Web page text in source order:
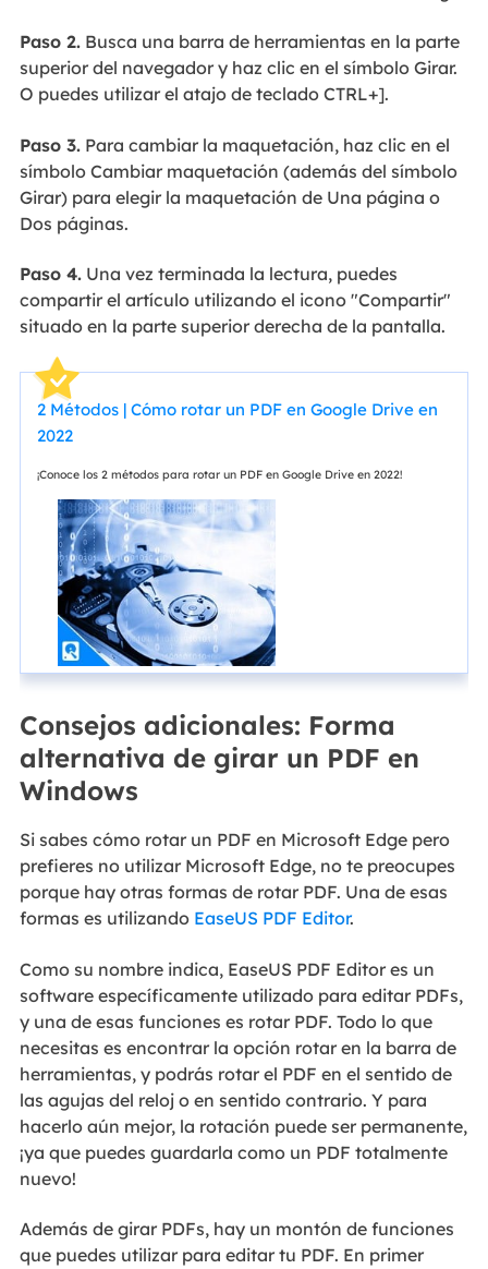
Paso 2.Busca una barra de herramientas en la parte
superior del navegador y haz clic en el símbolo Girar.
O puedes utilizar el atajo de teclado CTRL+].
Paso 3.Para cambiar la maquetación, haz clic en el
símbolo Cambiar maquetación (además del símbolo
Girar) para elegir la maquetación de Una página o
Dos páginas.
Paso 4.Una vez terminada la lectura, puedes
compartir el artículo utilizando el icono "Compartir"
situado en la parte superior derecha de la pantalla.
2 Métodos | Cómo rotar un PDF en Google Drive en
2022
¡Conoce los 2 métodos para rotar un PDF en Google Drive en 2022!
Consejos adicionales: Forma
alternativa de girar un PDF en
Windows
Si sabes cómo rotar un PDF en Microsoft Edge pero
prefieres no utilizar Microsoft Edge, no te preocupes
porque hay otras formas de rotar PDF. Una de esas
formas es utilizando EaseUS PDF Editor.
Como su nombre indica, EaseUS PDF Editor es un
software específicamente utilizado para editar PDFs,
y una de esas funciones es rotar PDF. Todo lo que
necesitas es encontrar la opción rotar en la barra de
herramientas, y podrás rotar el PDF en el sentido de
las agujas del reloj o en sentido contrario. Y para
hacerlo aún mejor, la rotación puede ser permanente,
¡ya que puedes guardarla como un PDF totalmente
nuevo!
Además de girar PDFs, hay un montón de funciones
que puedes utilizar para editar tu PDF. En primer